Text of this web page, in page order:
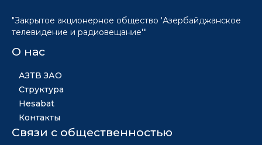
"Закрытое акционерное общество 'Азербайджанское
телевидение и радиовещание'"
О нас
АЗТВ ЗАО
Структура
Hesabat
Контакты
Связи с общественностью